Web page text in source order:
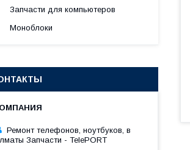
Запчасти для компьютеров
Моноблоки
Ремонт телефонов, ноутбуков, в
Запчасти - TelePORT